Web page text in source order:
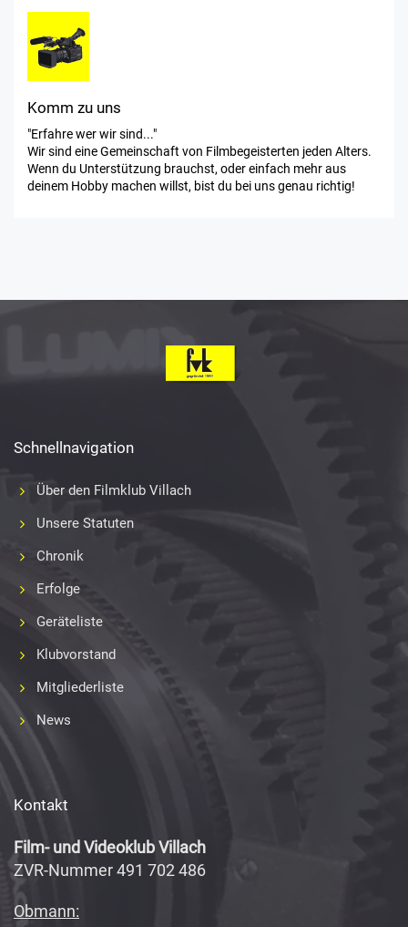
Komm zu uns
"Erfahre wer wir sind..."
Wir sind eine Gemeinschaft von Filmbegeisterten jeden Alters.
Wenn du Unterstützung brauchst, oder einfach mehr aus
deinem Hobby machen willst, bist du bei uns genau richtig!
Schnellnavigation
Über den Filmklub Villach
Unsere Statuten
Chronik
Erfolge
Geräteliste
Klubvorstand
Mitgliederliste
News
Kontakt
Film- und Videoklub Villach
ZVR-Nummer 491 702 486
Obmann: